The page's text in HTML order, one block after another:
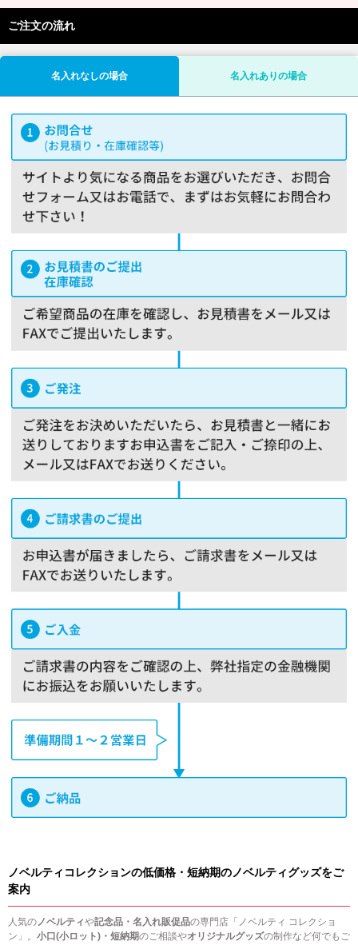
ご注文の流れ
名入れなしの場合 名入れありの場合
ノベルティコレクションの低価格・短納期のノベルティグッズをご
案内
人気のノベルティや記念品・名入れ販促品の専門店「ノベルティ コレクショ
ン」。 小口(小ロット)・短納期のご相談やオリジナルグッズの制作など何でもご